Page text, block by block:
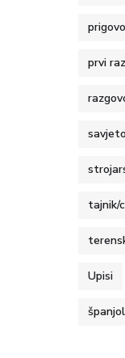
prvi
tajnik/
Upisi